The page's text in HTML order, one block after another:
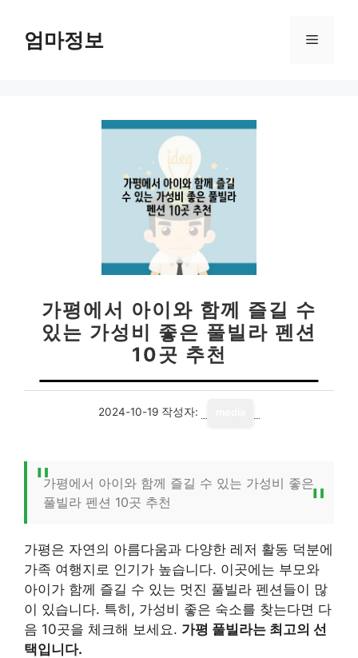
엄마정보 메
가평에서 아이와 함께 즐길 수
있는 가성비 좋은 풀빌라 펜션
10곳 추천
2024-10-19 작성자:
가평에서 아이와 함께 즐길 수 있는 가성비 좋은
풀빌라 펜션 10곳 추천
가평은 자연의 아름다움과 다양한 레저 활동 덕분에
가족 여행지로 인기가 높습니다. 이곳에는 부모와
아이가 함께 즐길 수 있는 멋진 풀빌라 펜션들이 많
이 있습니다. 특히, 가성비 좋은 숙소를 찾는다면 다
음 10곳을 체크해 보세요. 가평 풀빌라는 최고의 선
택입니다.